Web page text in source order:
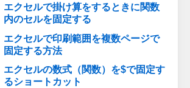
エクセルで掛け算をするときに関数
内のセルを固定する
エクセルで印刷範囲を複数ページで
固定する方法
エクセルの数式（関数）を$で固定す
るショートカット